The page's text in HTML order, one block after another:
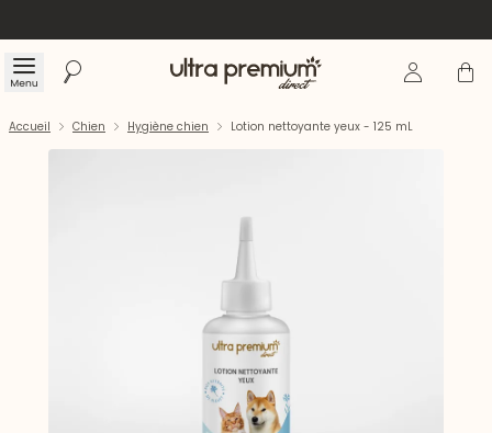
Menu Rechercher Accueil Se Panier
Accueil Chien Hygiène chien Lotion nettoyante yeux - 125 mL